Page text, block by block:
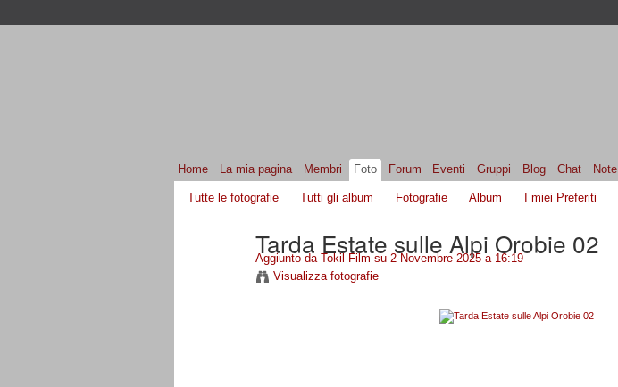
Home La mia pagina Membri Foto Forum Eventi Gruppi Blog Chat Note
Tutte le fotografie Tutti gli album Fotografie Album I miei Preferiti
Tarda Estate sulle Alpi Orobie 02
Aggiunto da Tokil Film su 2 Novembre 2025 a 16:19
Visualizza fotografie